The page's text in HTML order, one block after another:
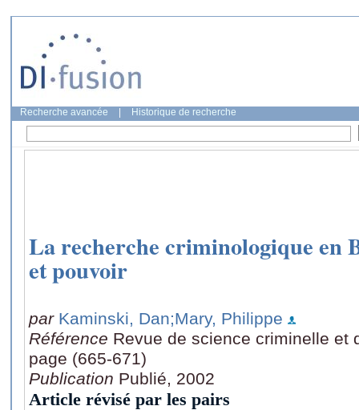
Recherche avancée Historique de recherche
La recherche criminologique en
et pouvoir
par Kaminski, Dan;Mary, Philippe
Référence Revue de science criminelle et
page (665-671)
Publication Publié, 2002
Article révisé par les pairs